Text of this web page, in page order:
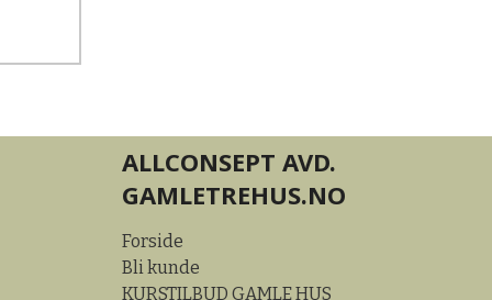
ALLCONSEPT AVD.
GAMLETREHUS.NO
Forside
Bli kunde
KURSTILBUD GAMLE HUS